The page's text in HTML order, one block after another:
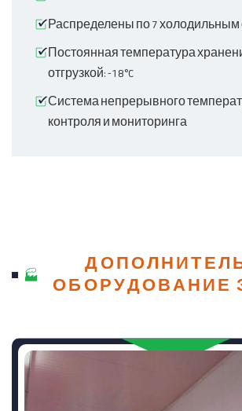
Распределены по 7 холодильным
Постоянная температура
отгрузкой: -18°C
Система непрерывного
контроля и мониторинга
ОБОРУДОВАНИЕ